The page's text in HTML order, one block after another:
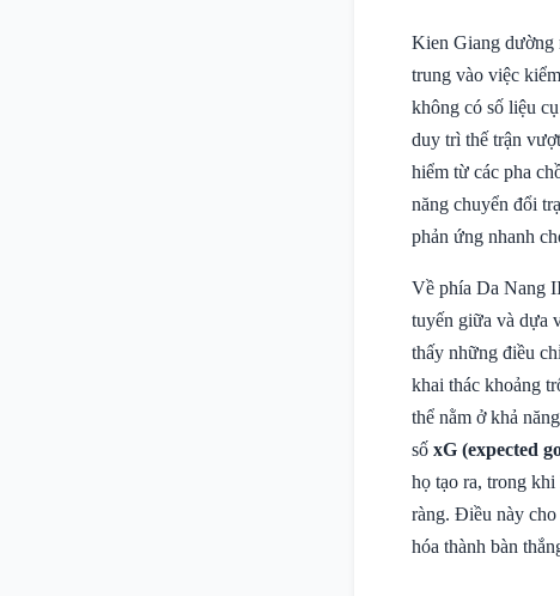
Kien Giang dường
trung vào việc
không có số liệu
duy trì thế trận
hiểm từ các pha
năng chuyển đổi
phản ứng nhanh
Về phía Da Nang
tuyến giữa và dựa
thấy những điều
khai thác khoảng
thể nằm ở khả
số xG (expected
họ tạo ra, trong
ràng. Điều này cho
hóa thành bàn